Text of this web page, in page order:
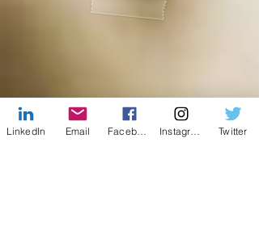
LinkedIn Email Twitter